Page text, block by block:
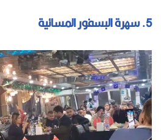
5. سهرة البسفور المسائية